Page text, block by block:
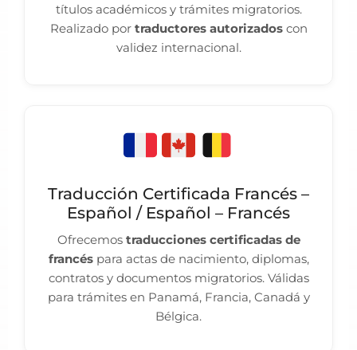
títulos académicos y trámites migratorios.
Realizado por traductores autorizadoscon
validez internacional.
Traducción Certificada Francés –
Español / Español – Francés
Ofrecemos traducciones certificadas de
francéspara actas de nacimiento, diplomas,
contratos y documentos migratorios. Válidas
para trámites en Panamá, Francia, Canadá y
Bélgica.